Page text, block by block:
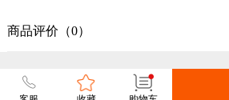
商品评价（0）